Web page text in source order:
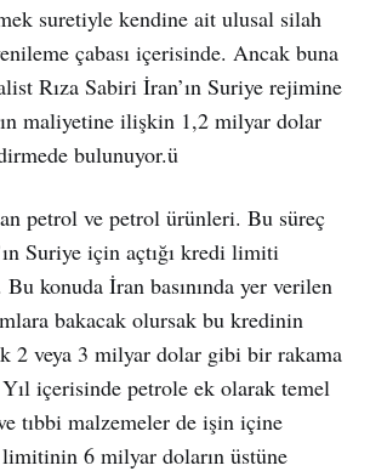
suretiyle kendine ait ulusal silah
çabası içerisinde. Ancak buna
Rıza Sabiri İran’ın Suriye rejimine
maliyetine ilişkin 1,2 milyar dolar
bulunuyor.ü
petrol ve petrol ürünleri. Bu süreç
Suriye için açtığı kredi limiti
konuda İran basınında yer verilen
bakacak olursak bu kredinin
2 veya 3 milyar dolar gibi bir rakama
içerisinde petrole ek olarak temel
tıbbi malzemeler de işin içine
6 milyar doların üstüne